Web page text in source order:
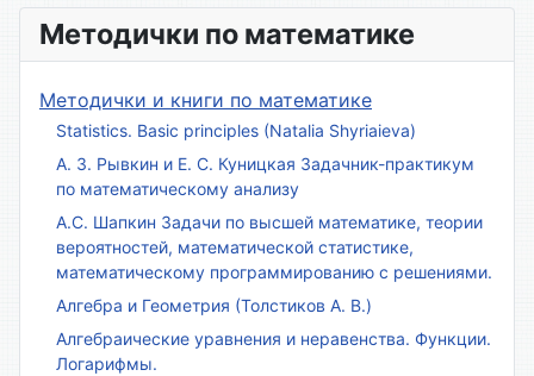
Методички по математике
Методички и книги по математике
Statistics. Basic principles (Natalia Shyriaieva)
А. З. Рывкин и Е. С. Куницкая Задачник-практикум
по математическому анализу
А.С. Шапкин Задачи по высшей математике, теории
вероятностей, математической статистике,
математическому программированию с решениями.
Алгебра и Геометрия (Толстиков А. В.)
Алгебраические уравнения и неравенства. Функции.
Логарифмы.